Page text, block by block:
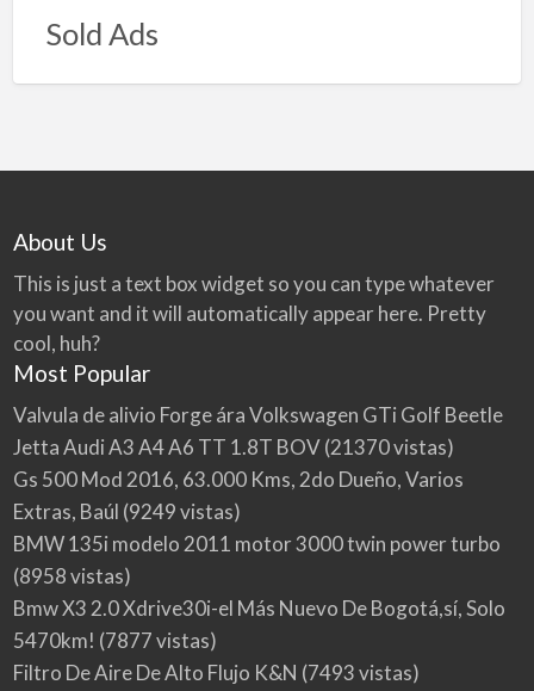
Sold Ads
About Us
This is just a text box widget so you can type whatever
you want and it will automatically appear here. Pretty
cool, huh?
Most Popular
Valvula de alivio Forge ára Volkswagen GTi Golf Beetle
Jetta Audi A3 A4 A6 TT 1.8T BOV(21370 vistas)
Gs 500 Mod 2016, 63.000 Kms, 2do Dueño, Varios
Extras, Baúl (9249 vistas)
BMW 135i modelo 2011 motor 3000 twin power turbo
(8958 vistas)
Bmw X3 2.0 Xdrive30i-el Más Nuevo De Bogotá,sí, Solo
5470km! (7877 vistas)
Filtro De Aire De Alto Flujo K&N (7493 vistas)